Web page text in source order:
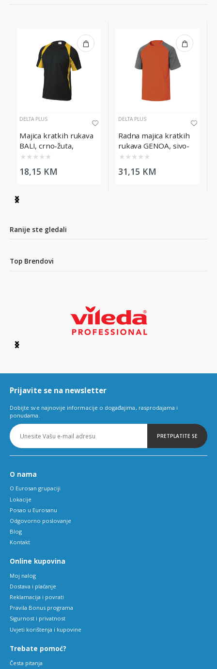
DELTA PLUS
Majica kratkih rukava
BALI, crno-žuta,
veličina 3XL
★ ★ ★ ★ ★
18,15 KM
DELTA PLUS
Radna majica kratkih
rukava GENOA, sivo-
narančasta, veličina
3XL
★ ★ ★ ★ ★
31,15 KM
Item
4
Ranije ste gledali
Top Brendovi
Item
6
Prijavite se na newsletter
Dobijte sve najnovije informacije o događajima, rasprodajama i
ponudama.
PRETPLATITE SE
O nama
O Eurosan grupaciji
Lokacije
Posao u Eurosanu
Odgovorno poslovanje
Blog
Kontakt
Online kupovina
Moj nalog
Dostava i plaćanje
Reklamacija i povrati
Pravila Bonus programa
Sigurnost i privatnost
Uvjeti korištenja i kupovine
Trebate pomoć?
Česta pitanja